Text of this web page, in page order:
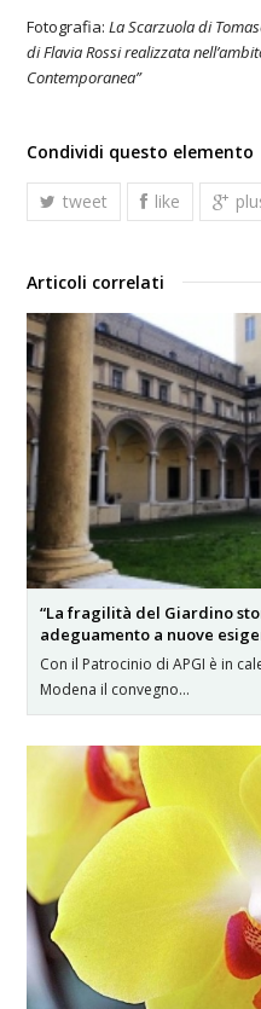
Fotografia:La Scarzuola di
di Flavia Rossi realizzata
Contemporanea”
Condividi questo elemento
tweet like
Articoli correlati
“La fragilità del Giardino
adeguamento a nuove
Con il Patrocinio di APGI è in
Modena il convegno…